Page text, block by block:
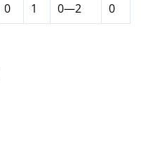
0 1 0—2 0